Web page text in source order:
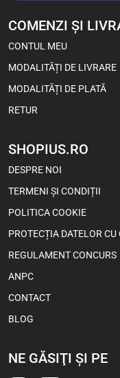
COMENZI ȘI
CONTUL MEU
MODALITĂȚI DE LIVRARE
MODALITĂȚI DE PLATĂ
RETUR
SHOPIUS.RO
DESPRE NOI
TERMENI ȘI CONDIȚII
POLITICA COOKIE
PROTECȚIA DATELOR CU
REGULAMENT CONCURS
ANPC
CONTACT
BLOG
NE GĂSIŢI ŞI PE